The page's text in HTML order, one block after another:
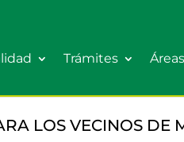
Trámites
LOS VECINOS DE